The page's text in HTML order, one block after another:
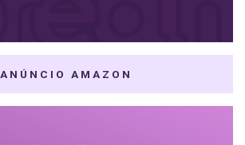
ANÚNCIO AMAZON